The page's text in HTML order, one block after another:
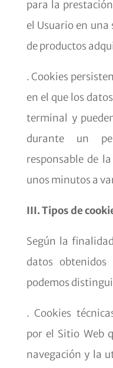
para la
el Usuario en
de productos
. Cookies
en el que los
terminal y
durante un
responsable de
unos minutos a
III. Tipos de
Según la
datos
podemos
. Cookies
por el Sitio Web
navegación y la